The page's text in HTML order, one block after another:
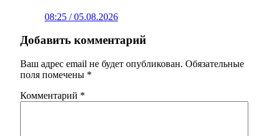
08:25 / 05.08.2026
Добавить комментарий
Ваш адрес email не будет опубликован. Обязательные
поля помечены *
Комментарий *